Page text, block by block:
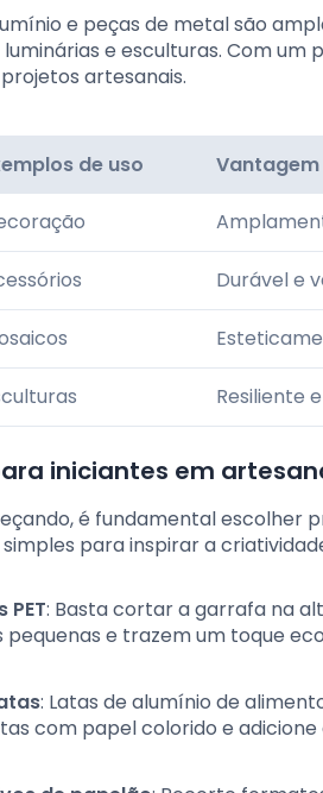
e peças de metal são
e esculturas. Com
artesanais.
de uso Vantagem
Durável e
Resiliente
iniciantes em
é fundamental escolher
para inspirar a
: Basta cortar a garrafa na
pequenas e trazem um toque
: Latas de alumínio de
com papel colorido e